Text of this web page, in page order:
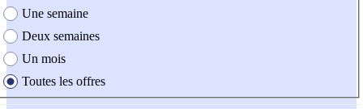
Une semaine
Deux semaines
Un mois
Toutes les offres